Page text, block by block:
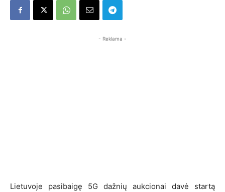
- Reklama -
Lietuvoje pasibaigę 5G dažnių aukcionai davė startą